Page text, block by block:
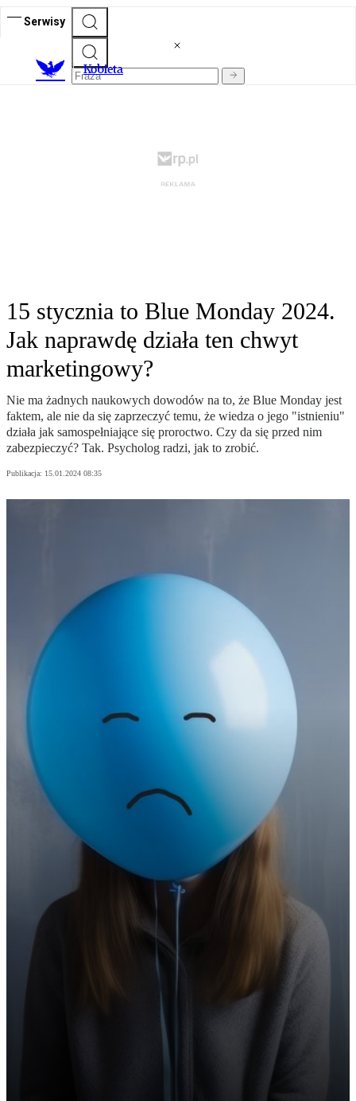
Serwisy
Kobieta
15 stycznia to Blue Monday 2024.
Jak naprawdę działa ten chwyt
marketingowy?
Nie ma żadnych naukowych dowodów na to, że Blue Monday jest
faktem, ale nie da się zaprzeczyć temu, że wiedza o jego "istnieniu"
działa jak samospełniające się proroctwo. Czy da się przed nim
zabezpieczyć? Tak. Psycholog radzi, jak to zrobić.
Publikacja: 15.01.2024 08:35